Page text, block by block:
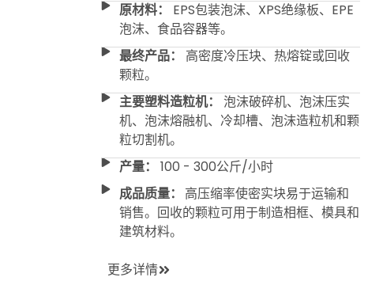
原材料：
EPS包装泡沫、XPS绝缘板、EPE
泡沫、食品容器等。
最终产品：
高密度冷压块、热熔锭或回收
颗粒。
主要塑料造粒机：
泡沫破碎机、泡沫压实
机、泡沫熔融机、冷却槽、泡沫造粒机和颗
粒切割机。
产量：
100 - 300公斤/小时
成品质量： 高压缩率使密实块易于运输和
销售。回收的颗粒可用于制造相框、模具和
建筑材料。
更多详情